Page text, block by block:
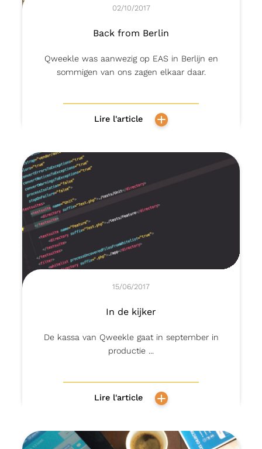
02/10/2017
Back from Berlin
Qweekle was aanwezig op EAS in Berlijn en
sommigen van ons zagen elkaar daar.
Lire l'article
15/06/2017
In de kijker
De kassa van Qweekle gaat in september in
productie ...
Lire l'article